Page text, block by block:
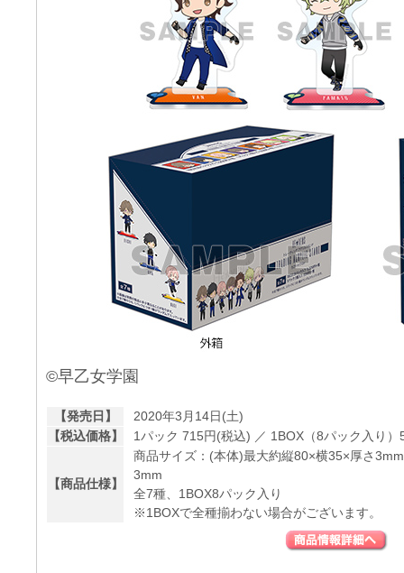
©早乙女学園
【発売日】
2020年3月14日(土)
【税込価格】
1パック 715円(税込) ／ 1BOX（8パック入り
【商品仕様】
商品サイズ：(本体)最大約縦80×横35×厚さ
3mm
全7種、1BOX8パック入り
※1BOXで全種揃わない場合がございます。